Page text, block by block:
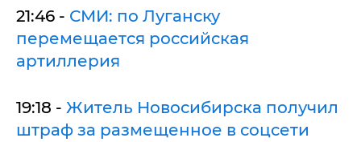
21:46 - СМИ: по Луганску
перемещается российская
артиллерия
19:18 - Житель Новосибирска получил
штраф за размещенное в соцсети